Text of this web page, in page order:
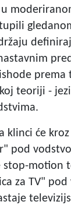
u
prema
teoriji -
klinci će
pod
stop-motion
za TV" pod